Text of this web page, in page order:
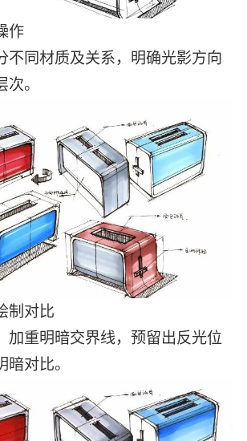
作
不同材质及关系，明确光影方向
。
制对比
加重明暗交界线，预留出反光位
对比。